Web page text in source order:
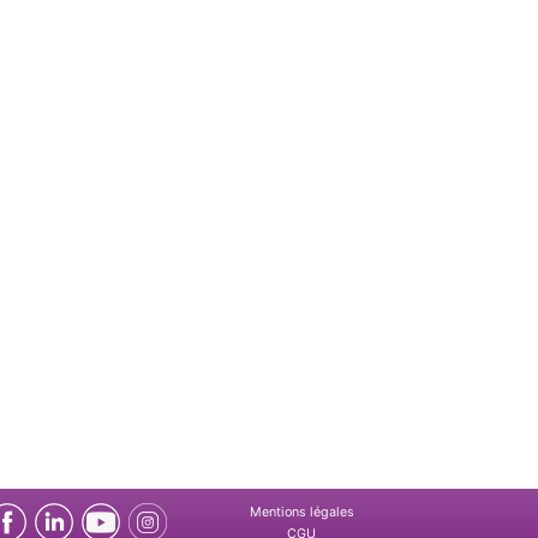
Mentions légales
CGU